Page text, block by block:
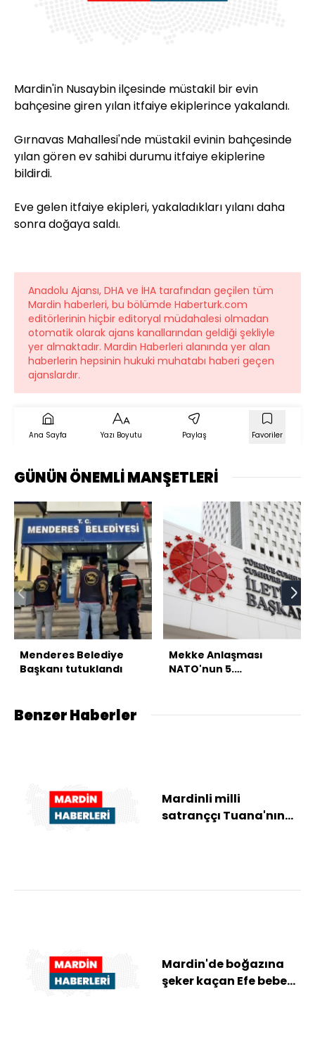
Mardin'in Nusaybin ilçesinde müstakil bir evin
bahçesine giren yılan itfaiye ekiplerince yakalandı.
Gırnavas Mahallesi'nde müstakil evinin bahçesinde
yılan gören ev sahibi durumu itfaiye ekiplerine
bildirdi.
Eve gelen itfaiye ekipleri, yakaladıkları yılanı daha
sonra doğaya saldı.
Anadolu Ajansı, DHA ve İHA tarafından geçilen tüm
Mardin haberleri, bu bölümde Haberturk.com
editörlerinin hiçbir editoryal müdahalesi olmadan
otomatik olarak ajans kanallarından geldiği şekliyle
yer almaktadır. Mardin Haberleri alanında yer alan
haberlerin hepsinin hukuki muhatabı haberi geçen
ajanslardır.
Ana Sayfa Yazı Boyutu Paylaş Favoriler
GÜNÜN ÖNEMLİ MANŞETLERİ
Menderes Belediye
Başkanı tutuklandı
Mekke Anlaşması
NATO'nun 5.
Benzer Haberler
Mardinli milli
satranççı Tuana'nın
Mardin'de boğazına
şeker kaçan Efe bebek,